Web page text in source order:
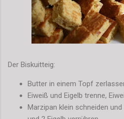
Der Biskuitteig:
Butter in einem Topf
Eiweiß und Eigelb trenne,
Marzipan klein schneiden